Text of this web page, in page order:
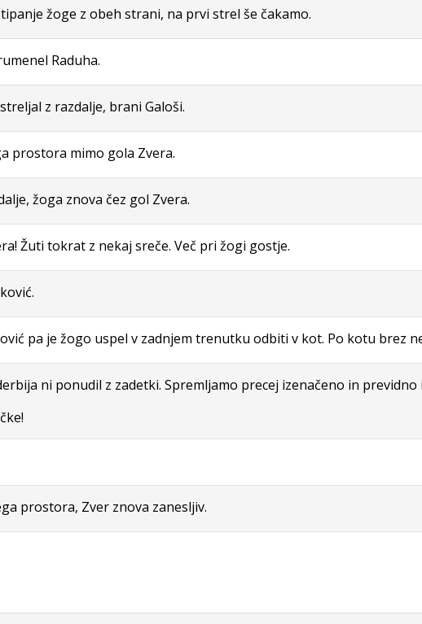
žoge z obeh strani, na prvi strel še čakamo.
Raduha.
z razdalje, brani Galoši.
prostora mimo gola Zvera.
žoga znova čez gol Zvera.
Žuti tokrat z nekaj sreče. Več pri žogi gostje.
pa je žogo uspel v zadnjem trenutku odbiti v kot. Po kotu brez
ni ponudil z zadetki. Spremljamo precej izenačeno in
prostora, Zver znova zanesljiv.